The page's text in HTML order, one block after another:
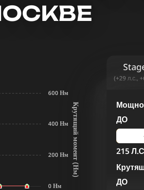
К
р
у
т
я
щ
и
й
м
о
м
е
н
т
(
Н
м
)
0 Нм
200 Нм
400 Нм
600 Нм
(+29 л.с.,
ДО
215
ДО